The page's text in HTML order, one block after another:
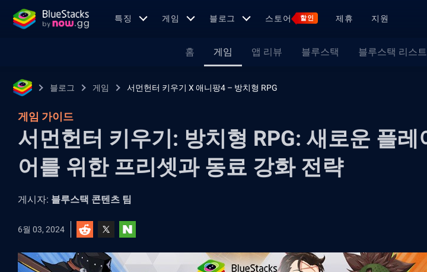
특징 게임 블로그 스토어 할인 제휴 지원
홈 게임 앱 리뷰 블루스택 블루스택 리스트
블로그 게임 서먼헌터 키우기 X 애니팡4 – 방치형 RPG
게임 가이드
서먼헌터 키우기: 방치형 RPG: 새로운 플레
어를 위한 프리셋과 동료 강화 전략
게시자: 블루스택 콘텐츠 팀
6월 03, 2024